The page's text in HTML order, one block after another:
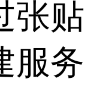
张贴
服务